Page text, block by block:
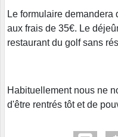
Le formulaire
aux frais de 35€. Le
restaurant du golf sans
Habituellement nous ne
d'être rentrés tôt et de